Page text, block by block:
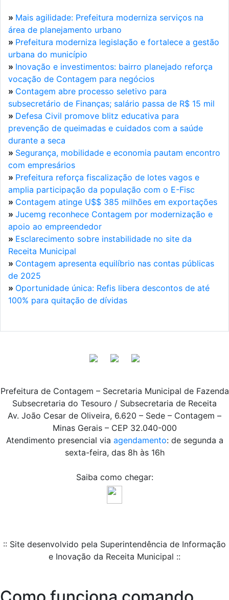
» Mais agilidade: Prefeitura moderniza serviços na
área de planejamento urbano
» Prefeitura moderniza legislação e fortalece a gestão
urbana do município
» Inovação e investimentos: bairro planejado reforça
vocação de Contagem para negócios
» Contagem abre processo seletivo para
subsecretário de Finanças; salário passa de R$ 15 mil
» Defesa Civil promove blitz educativa para
prevenção de queimadas e cuidados com a saúde
durante a seca
» Segurança, mobilidade e economia pautam encontro
com empresários
» Prefeitura reforça fiscalização de lotes vagos e
amplia participação da população com o E-Fisc
» Contagem atinge U$$ 385 milhões em exportações
» Jucemg reconhece Contagem por modernização e
apoio ao empreendedor
» Esclarecimento sobre instabilidade no site da
Receita Municipal
» Contagem apresenta equilíbrio nas contas públicas
de 2025
» Oportunidade única: Refis libera descontos de até
100% para quitação de dívidas
Prefeitura de Contagem – Secretaria Municipal de Fazenda
Subsecretaria do Tesouro / Subsecretaria de Receita
Av. João Cesar de Oliveira, 6.620 – Sede – Contagem –
Minas Gerais – CEP 32.040-000
Atendimento presencial via agendamento: de segunda a
sexta-feira, das 8h às 16h
Saiba como chegar:
:: Site desenvolvido pela Superintendência de Informação
e Inovação da Receita Municipal ::